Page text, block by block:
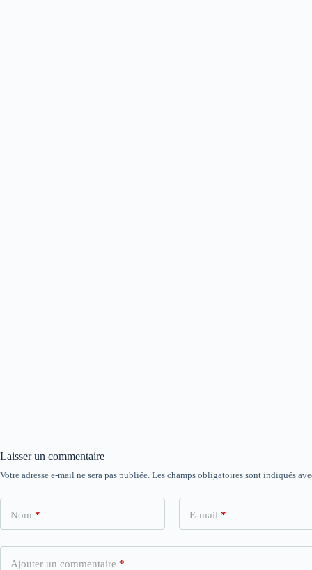
Laisser un commentaire
Votre adresse e-mail ne sera pas publiée. Les champs obligatoires sont indiqués
Nom * E-mail *
Ajouter un commentaire *